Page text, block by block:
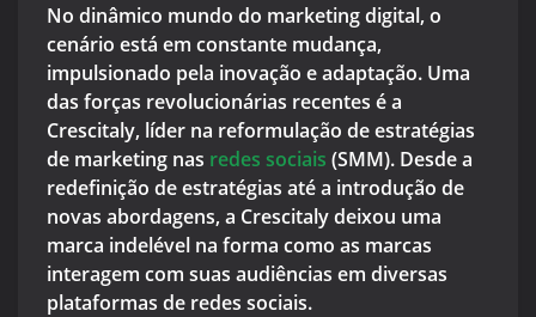
No dinâmico mundo do marketing digital, o
cenário está em constante mudança,
impulsionado pela inovação e adaptação. Uma
das forças revolucionárias recentes é a
Crescitaly, líder na reformulação de estratégias
de marketing nas redes sociais (SMM). Desde a
redefinição de estratégias até a introdução de
novas abordagens, a Crescitaly deixou uma
marca indelével na forma como as marcas
interagem com suas audiências em diversas
plataformas de redes sociais.